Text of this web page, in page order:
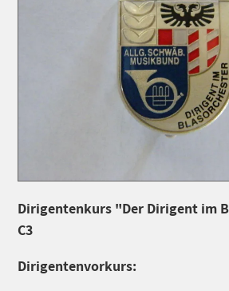
Dirigentenkurs "Der Dirigent im
C3
Dirigentenvorkurs: